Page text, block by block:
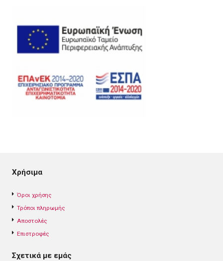
Χρήσιμα
Όροι χρήσης
Τρόποι πληρωμής
Αποστολές
Επιστροφές
Σχετικά με εμάς